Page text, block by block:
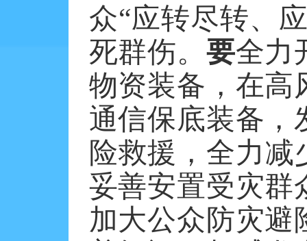
众“应转尽转、
死群伤。 要全力
物资装备，在高
通信保底装备，
险救援，全力
妥善安置受灾群
加大公众防灾避